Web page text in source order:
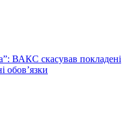
ВАКС скасував покладені
обов’язки